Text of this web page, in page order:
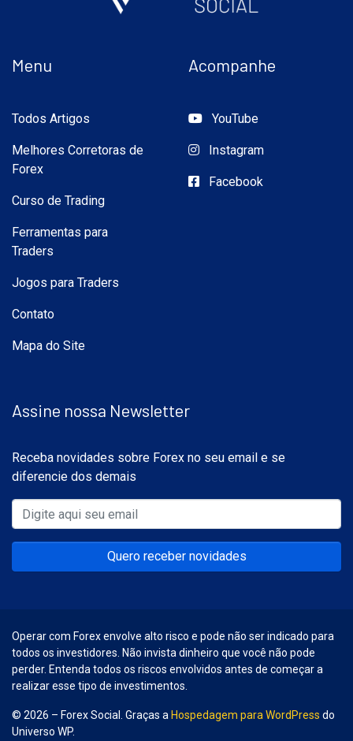
Menu
Todos Artigos
Melhores Corretoras de
Forex
Curso de Trading
Ferramentas para
Traders
Jogos para Traders
Contato
Mapa do Site
Acompanhe
YouTube
Instagram
Facebook
Assine nossa Newsletter
Receba novidades sobre Forex no seu email e se
diferencie dos demais
Quero receber novidades
Operar com Forex envolve alto risco e pode não ser indicado para
todos os investidores. Não invista dinheiro que você não pode
perder. Entenda todos os riscos envolvidos antes de começar a
realizar esse tipo de investimentos.
© 2026 – Forex Social. Graças a Hospedagem para WordPress do
Universo WP.